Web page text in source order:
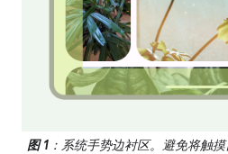
图 1 ：系统手势边衬区。避免将触